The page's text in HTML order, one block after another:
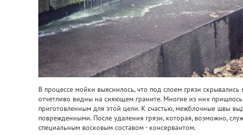
В процессе мойки выяснилось, что под слоем грязи
отчетливо видны на сияющем граните. Многие из них
приготовленным для этой цели. К счастью, межблочные швы
поврежденными. После удаления грязи, которая, возможно,
специальным восковым составом - консервантом.